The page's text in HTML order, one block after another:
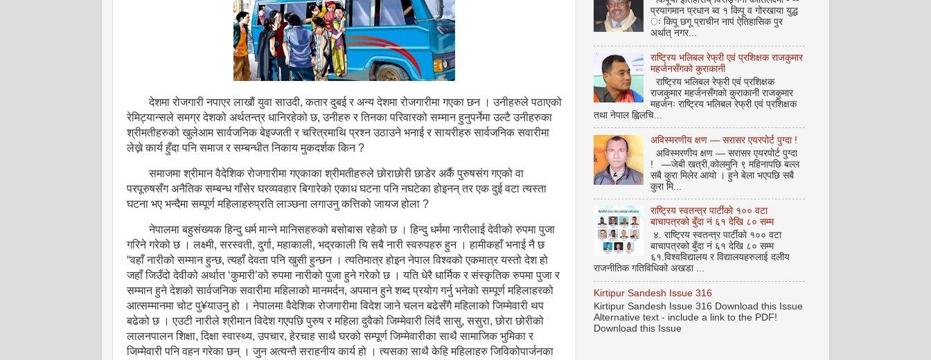
देशमा रोजगारी नपाएर लाखौं युवा साउदी, कतार दुबई र अन्य देशमा रोजगारीमा गएका छन । उनीहरुले पठाएको
रेमिट्यान्सले समग्र देशको अर्थतन्त्र धानिरहेको छ, उनीहरु र तिनका परिवारको सम्मान हुनुपर्नेमा उल्टै उनीहरुका
श्रीमतीहरुको खुलेआम सार्वजनिक बेइज्जती र चरित्रमाथि प्रश्न उठाउने भनाई र सायरीहरु सार्वजनिक सवारीमा
लेख्ने कार्य हुँदा पनि समाज र सम्बन्धीत निकाय मुकदर्शक किन ?
समाजमा श्रीमान वैदेशिक रोजगारीमा गएकाका श्रीमतीहरुले छोराछोरी छाडेर अर्कै पुरुषसंग गएको वा
परपूरुषसँग अनैतिक सम्बन्ध गाँसेर घरव्यवहार बिगारेको एकाध घटना पनि नघटेका होइनन् तर एक दुई वटा त्यस्ता
घटना भए भन्दैमा सम्पूर्ण महिलाहरुप्रति लाञ्छना लगाउनु कत्तिको जायज होला ?
नेपालमा बहुसंख्यक हिन्दु धर्म मान्ने मानिसहरुको बसोबास रहेको छ । हिन्दु धर्ममा नारीलाई देवीको रुपमा पुजा
गरिने गरेको छ । लक्ष्मी, सरस्वती, दुर्गा, महाकाली, भद्रकाली यि सबै नारी स्वरुपहरु हुन । हामीकहाँ भनाई नै छ
“वहाँ नारीको सम्मान हुन्छ, त्यहाँ देवता पनि खुसी हुन्छन । त्यतिमात्र होइन नेपाल विश्वको एकमात्र यस्तो देश हो
जहाँ जिउँदो देवीको अर्थात ‘कुमारी’को रुपमा नारीको पुजा हुने गरेको छ । यति धेरै धार्मिक र संस्कृतिक रुपमा पुजा र
सम्मान हुने देशको सार्वजनिक सवारीमा महिलाको मानमर्दन, अपमान हुने शब्द प्रयोग गर्नु भनेको सम्पूर्ण महिलाहरको
आत्सम्मानमा चोट पु¥याउनु हो । नेपालमा वैदेशिक रोजगारीमा विदेश जाने चलन बढेसँगै महिलाको जिम्मेवारी थप
बढेको छ । एउटी नारीले श्रीमान विदेश गएपछि पुरुष र महिला दुवैको जिम्मेवारी लिंदै सासु, ससुरा, छोरा छोरीको
लालनपालन शिक्षा, दिक्षा स्वास्थ्य, उपचार, हेरचाह साथै घरको सम्पूर्ण जिम्मेवारीका साथै सामाजिक भुमिका र
जिम्मेवारी पनि वहन गरेका छन् । जुन अत्यन्तै सराहनीय कार्य हो । त्यसका साथै केहि महिलाहरु जिविकोपार्जनका
प्रयागमान प्रधान ब्व १ किपू व गोरखाया युद्ध
ः किपू छगू प्राचीन नापं ऐतिहासिक पुर
अर्थात् नगर...
राष्ट्रिय भलिबल रेफ्री एवं प्रशिक्षक राजकुमार
महर्जनसँगको कुराकानी
राष्ट्रिय भलिबल रेफ्री एवं प्रशिक्षक
राजकुमार महर्जनसँगको कुराकानी राजकुमार
महर्जनः राष्ट्रिय भलिबल रेफ्री एवं प्रशिक्षक
तथा नेपाल ह्विलचि...
अविस्मरणीय क्षण — सरासर एयरपोर्ट पुग्दा !
अविस्मरणीय क्षण — सरासर एयरपोर्ट पुग्दा
! —जेबी खत्री,कोलमुनि ९ महिनापछि बल्ल
सबै कुरा मिलेर आयो । हुने बेला भएपछि सबै
कुरा मि...
राष्ट्रिय स्वतन्त्र पार्टीको १०० वटा
बाचापत्रको बुँदा नं ६१ देखि ८० सम्म
४. राष्ट्रिय स्वतन्त्र पार्टीको १०० वटा
बाचापत्रको बुँदा नं ६१ देखि ८० सम्म
६१.विश्वविद्यालय र विद्यालयहरुलाई दलीय
राजनीतिक गतिविधिको अखडा ...
Kirtipur Sandesh Issue 316
Kirtipur Sandesh Issue 316 Download this Issue
Alternative text - include a link to the PDF!
Download this Issue